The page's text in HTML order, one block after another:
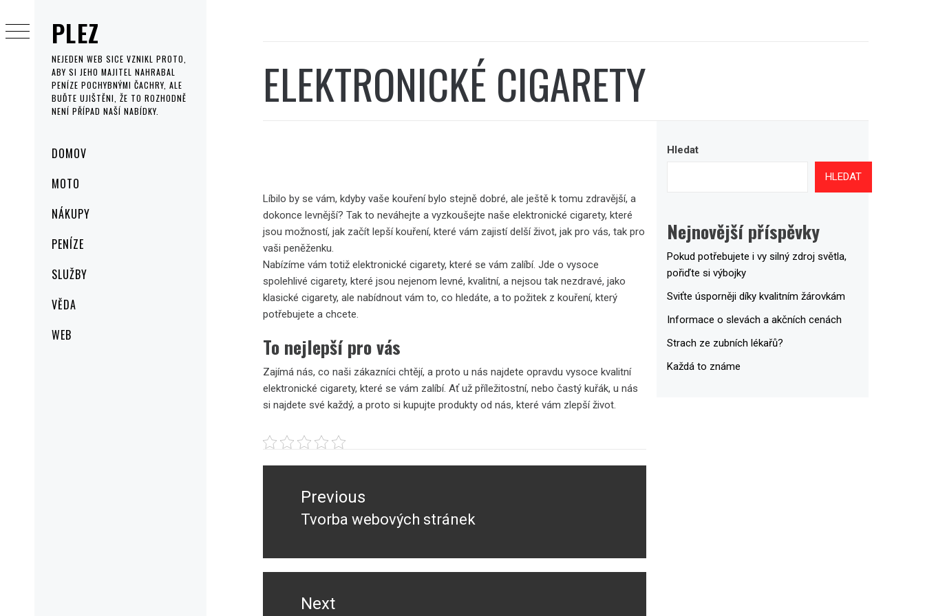
PLEZ
NEJEDEN WEB SICE VZNIKL PROTO,
ABY SI JEHO MAJITEL NAHRABAL
PENÍZE POCHYBNÝMI ČACHRY, ALE
BUĎTE UJIŠTĚNI, ŽE TO ROZHODNĚ
NENÍ PŘÍPAD NAŠÍ NABÍDKY.
MenuDOMOV
MOTO
NÁKUPY
PENÍZE
SLUŽBY
VĚDA
WEB
to
content
ELEKTRONICKÉ CIGARETY
Líbilo by se vám, kdyby vaše kouření bylo stejně dobré, ale ještě k tomu zdravější, a
dokonce levnější? Tak to neváhejte a vyzkoušejte naše elektronické cigarety, které
jsou možností, jak začít lepší kouření, které vám zajistí delší život, jak pro vás, tak pro
vaši peněženku.
Nabízíme vám totiželektronické cigarety, které se vám zalíbí. Jde o vysoce
spolehlivé cigarety, které jsou nejenom levné, kvalitní, a nejsou tak nezdravé, jako
klasické cigarety, ale nabídnout vám to, co hledáte, a to požitek z kouření, který
potřebujete a chcete.
To nejlepší pro vás
Zajímá nás, co naši zákazníci chtějí, a proto u nás najdete opravdu vysoce kvalitní
elektronické cigarety, které se vám zalíbí. Ať už příležitostní, nebo častý kuřák, u nás
si najdete své každý, a proto si kupujte produkty od nás, které vám zlepší život.
Navigace
příspěvek
Previous
Previous
Tvorba webových stránek
Next
Hledat
HLEDAT
Nejnovější příspěvky
Pokud potřebujete i vy silný zdroj světla,
pořiďte si výbojky
Sviťte úsporněji díky kvalitním žárovkám
Informace o slevách a akčních cenách
Strach ze zubních lékařů?
Každá to známe